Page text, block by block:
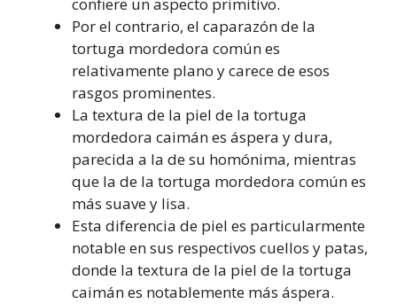
confiere un aspecto primitivo.
Por el contrario, el caparazón de la
tortuga mordedora común es
relativamente plano y carece de esos
rasgos prominentes.
La textura de la piel de la tortuga
mordedora caimán es áspera y dura,
parecida a la de su homónima, mientras
que la de la tortuga mordedora común es
más suave y lisa.
Esta diferencia de piel es particularmente
notable en sus respectivos cuellos y patas,
donde la textura de la piel de la tortuga
caimán es notablemente más áspera.